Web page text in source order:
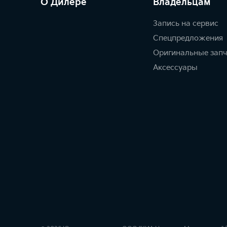
О Дилере Владельцам
Запись на сервис
Спецпредложения
Оригинальные
Аксессуары